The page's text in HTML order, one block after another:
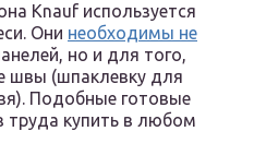
Knauf используется
Они необходимы не
но и для того,
швы (шпаклевку для
Подобные готовые
труда купить в любом